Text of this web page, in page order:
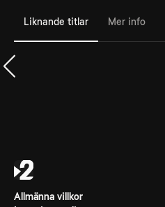
Liknande titlar Mer info
Allmänna villkor